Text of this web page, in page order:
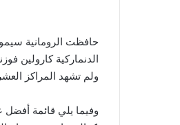
حافظت الرومانية
الدنماركية كارولين
ولم تشهد المراكز
وفيما يلي قائمة